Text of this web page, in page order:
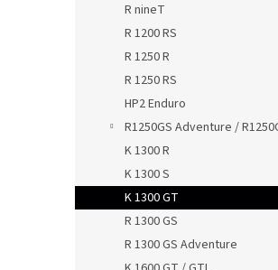
R nineT
R 1200 RS
R 1250 R
R 1250 RS
HP2 Enduro
R1250GS Adventure /
K 1300 R
K 1300 S
K 1300 GT
R 1300 GS
R 1300 GS Adventure